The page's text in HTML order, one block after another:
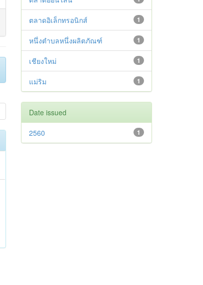
1
ตลาดอิเล็กทรอนิกส์
1
หนึ่งตำบลหนึ่งผลิตภัณฑ์
1
เชียงใหม่
1
แม่ริม
Date issued
1
2560